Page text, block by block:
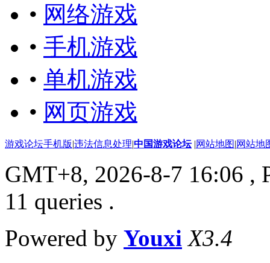
• 网络游戏
• 手机游戏
• 单机游戏
• 网页游戏
游戏论坛手机版|违法信息处理|中国游戏论坛 |网站地图|网站地
GMT+8, 2026-8-7 16:06 ,
11 queries .
Powered by Youxi X3.4